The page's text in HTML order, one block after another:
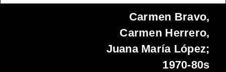
Carmen Bravo,
Carmen Herrero,
Juana María López;
1970-80s